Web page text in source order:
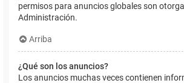
permisos para anuncios globales son
Administración.
Arriba
¿Qué son los anuncios?
Los anuncios muchas veces contienen